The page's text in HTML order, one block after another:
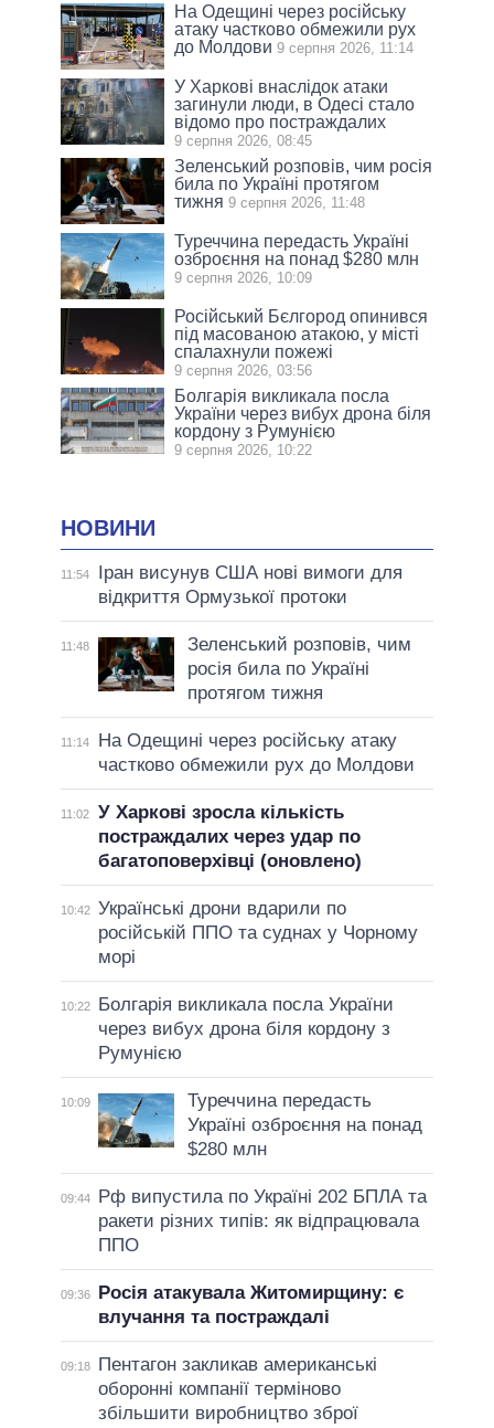
На Одещині через російську
атаку частково обмежили рух
до Молдови 9 серпня 2026, 11:14
У Харкові внаслідок атаки
загинули люди, в Одесі стало
відомо про постраждалих
9 серпня 2026, 08:45
Зеленський розповів, чим росія
била по Україні протягом
тижня 9 серпня 2026, 11:48
Туреччина передасть Україні
озброєння на понад $280 млн
9 серпня 2026, 10:09
Російський Бєлгород опинився
під масованою атакою, у місті
спалахнули пожежі
9 серпня 2026, 03:56
Болгарія викликала посла
України через вибух дрона біля
кордону з Румунією
9 серпня 2026, 10:22
НОВИНИ
11:54
Іран висунув США нові вимоги для
відкриття Ормузької протоки
11:48
Зеленський розповів, чим
росія била по Україні
протягом тижня
11:14
На Одещині через російську атаку
частково обмежили рух до Молдови
11:02
У Харкові зросла кількість
постраждалих через удар по
багатоповерхівці (оновлено)
10:42 Українські дрони вдарили по
російській ППО та суднах у Чорному
морі
10:22
Болгарія викликала посла України
через вибух дрона біля кордону з
Румунією
10:09
Туреччина передасть
Україні озброєння на понад
$280 млн
09:44
Рф випустила по Україні 202 БПЛА та
ракети різних типів: як відпрацювала
ППО
09:36
Росія атакувала Житомирщину: є
влучання та постраждалі
09:18
Пентагон закликав американські
оборонні компанії терміново
збільшити виробництво зброї